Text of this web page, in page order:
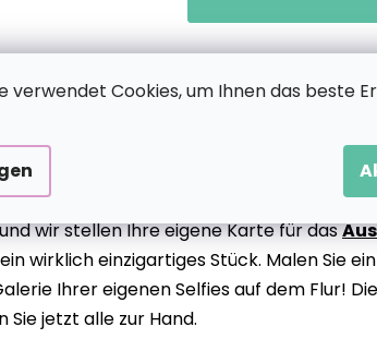
verwendet Cookies, um Ihnen das beste
Erstellen wir also ein Kunstwerk, das
wir stellen Ihre eigene Karte für das
wirklich einzigartiges Stück. Malen Sie
Ihrer eigenen Selfies auf dem Flur!
jetzt alle zur Hand.